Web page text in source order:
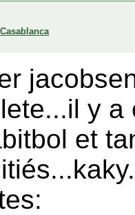
y
et